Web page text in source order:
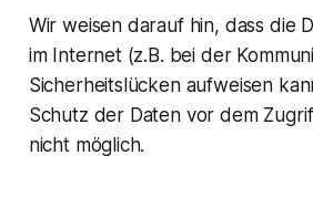
Wir weisen darauf hin, dass die
im Internet (z.B. bei der
Sicherheitslücken aufweisen
Schutz der Daten vor dem
nicht möglich.